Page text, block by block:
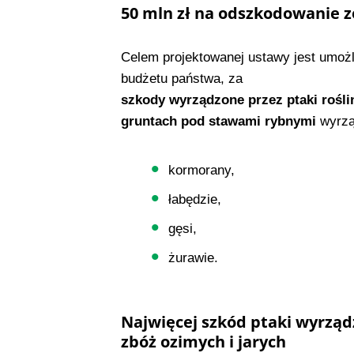
50 mln zł na odszkodowanie
Celem projektowanej ustawy jest
budżetu państwa, za
szkody wyrządzone przez ptaki
gruntach pod stawami rybnymi
kormorany,
łabędzie,
gęsi,
żurawie.
Najwięcej szkód ptaki
zbóż ozimych i jarych